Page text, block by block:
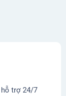
hỗ trợ 24/7